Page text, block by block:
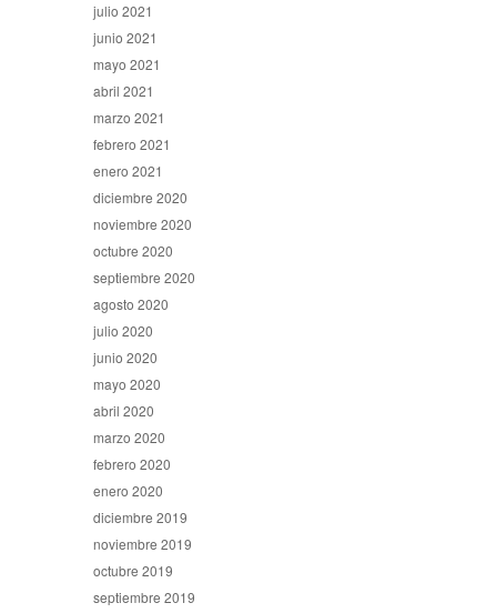
julio 2021
junio 2021
mayo 2021
abril 2021
marzo 2021
febrero 2021
enero 2021
diciembre 2020
noviembre 2020
octubre 2020
septiembre 2020
agosto 2020
julio 2020
junio 2020
mayo 2020
abril 2020
marzo 2020
febrero 2020
enero 2020
diciembre 2019
noviembre 2019
octubre 2019
septiembre 2019